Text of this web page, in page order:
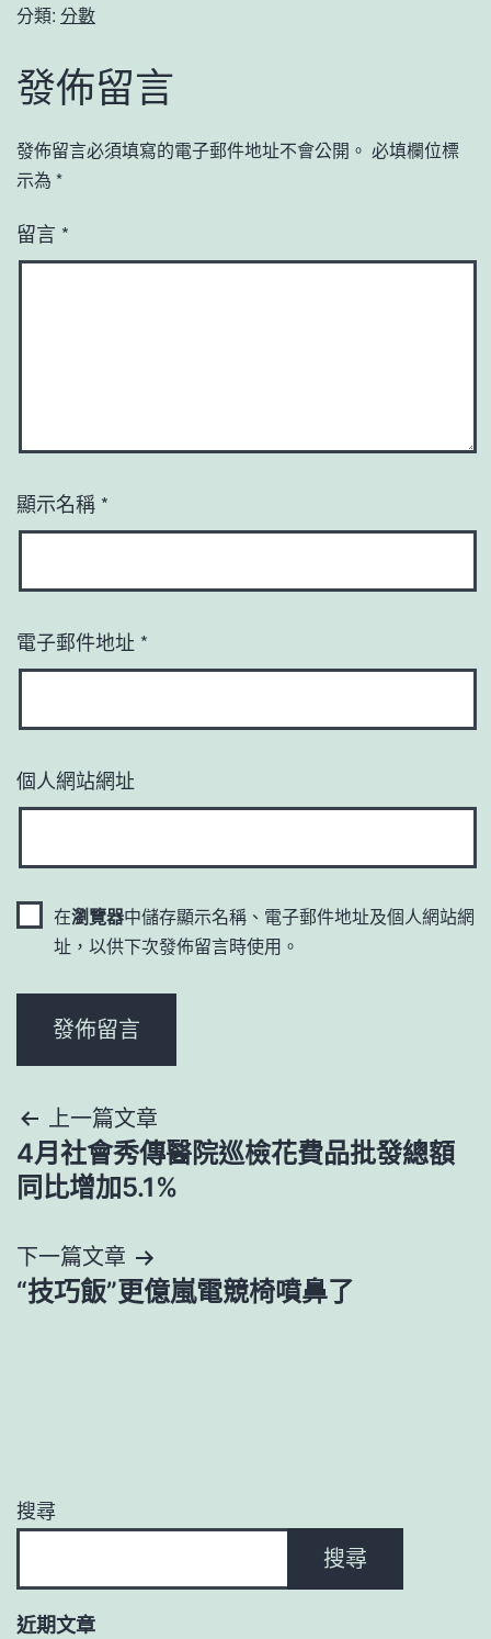
分類: 分數
發佈留言
發佈留言必須填寫的電子郵件地址不會公開。 必填欄位標
示為 *
留言 *
顯示名稱 *
電子郵件地址 *
個人網站網址
在瀏覽器中儲存顯示名稱、電子郵件地址及個人網站網
址，以供下次發佈留言時使用。
文
章
覽
上一篇文章
4月社會秀傳醫院巡檢花費品批發總額
同比增加5.1%
下一篇文章
“技巧飯”更億嵐電競椅噴鼻了
搜尋
搜尋
近期文章